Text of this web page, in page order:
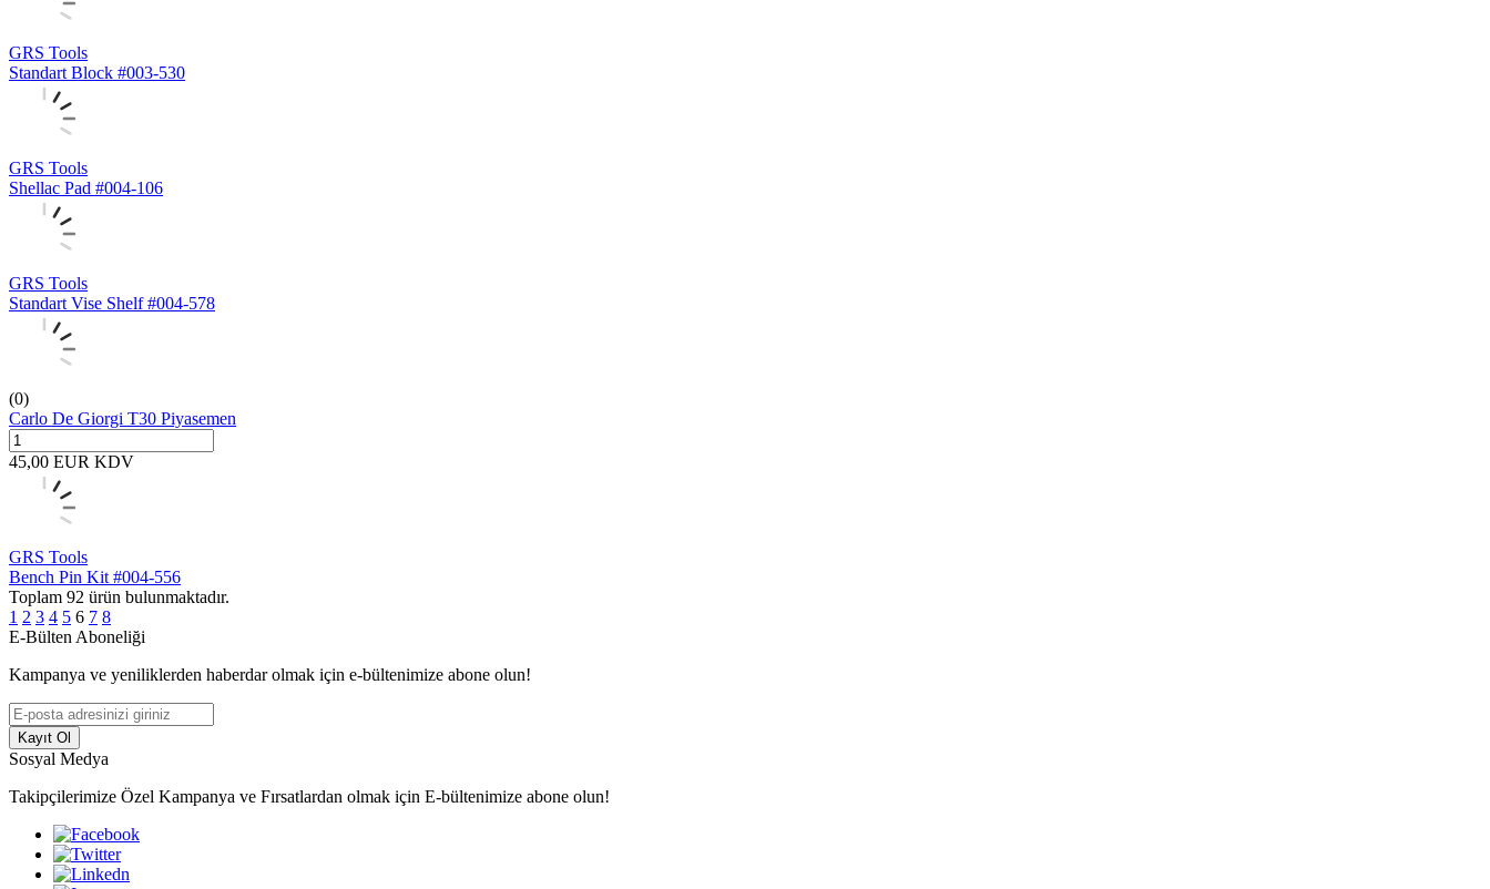
GRS Tools
Standart Block #003-530
GRS Tools
Shellac Pad #004-106
GRS Tools
Standart Vise Shelf #004-578
(0)
Carlo De Giorgi T30 Piyasemen
45,00 EUR KDV
GRS Tools
Bench Pin Kit #004-556
Toplam 92 ürün bulunmaktadır.
1 2 3 4 5 6 7 8
E-Bülten Aboneliği
Kampanya ve yeniliklerden haberdar olmak için e-bültenimize abone olun!
Kayıt Ol
Sosyal Medya
Takipçilerimize Özel Kampanya ve Fırsatlardan olmak için E-bültenimize abone olun!